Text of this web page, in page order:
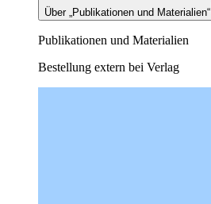
Über „Publikationen und Materialien“
Publikationen und Materialien
Bestellung extern bei Verlag